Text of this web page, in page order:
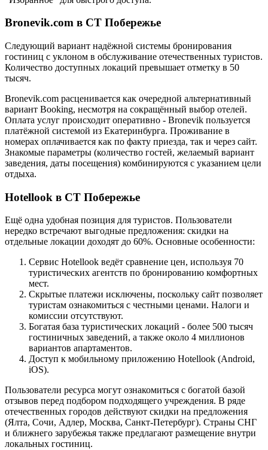
Bronevik.com в СТ Побережье
Следующий вариант надёжной системы бронирования
гостиниц с уклоном в обслуживание отечественных туристов.
Количество доступных локаций превышает отметку в 50
тысяч.
Bronevik.com расценивается как очередной альтернативный
вариант Booking, несмотря на сокращённый выбор отелей.
Оплата услуг происходит оперативно - Bronevik пользуется
платёжной системой из Екатеринбурга. Проживание в
номерах оплачивается как по факту приезда, так и через сайт.
Знакомые параметры (количество гостей, желаемый вариант
заведения, даты посещения) комбинируются с указанием цели
отдыха.
Hotellook в СТ Побережье
Ещё одна удобная позиция для туристов. Пользователи
нередко встречают выгодные предложения: скидки на
отдельные локации доходят до 60%. Основные особенности:
Сервис Hotellook ведёт сравнение цен, используя 70
туристических агентств по бронированию комфортных
мест.
Скрытые платежи исключены, поскольку сайт позволяет
туристам ознакомиться с честными ценами. Налоги и
комиссии отсутствуют.
Богатая база туристических локаций - более 500 тысяч
гостиничных заведений, а также около 4 миллионов
вариантов апартаментов.
Доступ к мобильному приложению Hotellook (Android,
iOS).
Пользователи ресурса могут ознакомиться с богатой базой
отзывов перед подбором подходящего учреждения. В ряде
отечественных городов действуют скидки на предложения
(Ялта, Сочи, Адлер, Москва, Санкт-Петербург). Страны СНГ
и ближнего зарубежья также предлагают размещение внутри
локальных гостиниц.